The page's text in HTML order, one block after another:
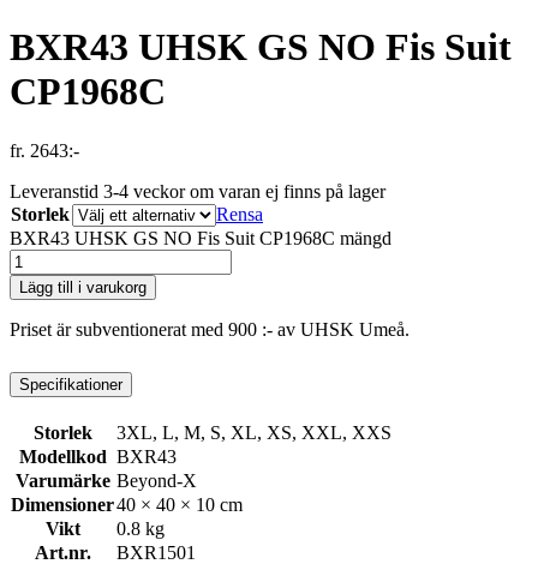
BXR43 UHSK GS NO Fis Suit
CP1968C
fr. 2643:-
Leveranstid 3-4 veckor om varan ej finns på lager
Storlek
Rensa
BXR43 UHSK GS NO Fis Suit CP1968C mängd
Lägg till i varukorg
Priset är subventionerat med 900 :- av UHSK Umeå.
Specifikationer
Storlek
3XL, L, M, S, XL, XS, XXL, XXS
Modellkod BXR43
Varumärke Beyond-X
Dimensioner40 × 40 × 10 cm
Vikt
0.8 kg
Art.nr.
BXR1501